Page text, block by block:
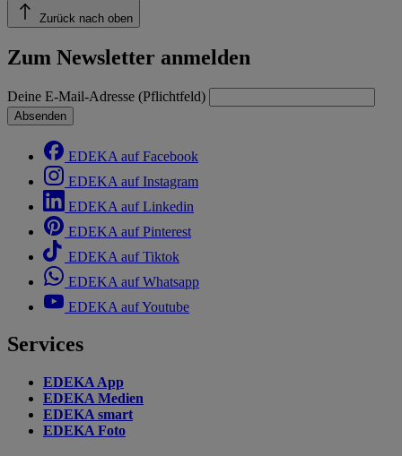
Zurück nach oben
Zum Newsletter anmelden
Deine E-Mail-Adresse (Pflichtfeld)
Absenden
EDEKA auf Facebook
EDEKA auf Instagram
EDEKA auf Linkedin
EDEKA auf Pinterest
EDEKA auf Tiktok
EDEKA auf Whatsapp
EDEKA auf Youtube
Services
EDEKA App
EDEKA Medien
EDEKA smart
EDEKA Foto